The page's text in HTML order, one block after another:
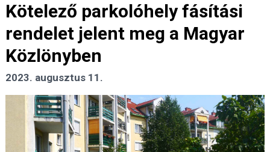
Kötelező parkolóhely fásítási
rendelet jelent meg a Magyar
Közlönyben
2023. augusztus 11.